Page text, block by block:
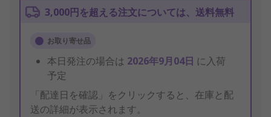
3,000円を超える注文については、送料無料
お取り寄せ品
本日発注の場合は 2026年9月04日 に入荷
予定
「配達日を確認」をクリックすると、在庫と配
送の詳細が表示されます。